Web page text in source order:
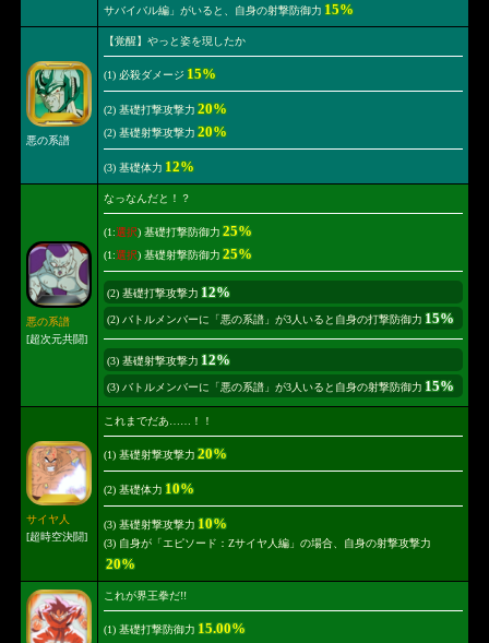
サバイバル編」がいると、自身の射撃防御力 15%
悪の系譜
【覚醒】やっと姿を現したか
(1) 必殺ダメージ 15%
(2) 基礎打撃攻撃力 20%
(2) 基礎射撃攻撃力 20%
(3) 基礎体力 12%
悪の系譜
[超次元共闘]
なっなんだと！？
(1:選択) 基礎打撃防御力 25%
(1:選択) 基礎射撃防御力 25%
(2) 基礎打撃攻撃力 12%
(2) バトルメンバーに「悪の系譜」が3人いると自身の打撃防御力 15%
(3) 基礎射撃攻撃力 12%
(3) バトルメンバーに「悪の系譜」が3人いると自身の射撃防御力 15%
サイヤ人
[超時空決闘]
これまでだあ……！！
(1) 基礎射撃攻撃力 20%
(2) 基礎体力 10%
(3) 基礎射撃攻撃力 10%
(3) 自身が「エピソード：Zサイヤ人編」の場合、自身の射撃攻撃力
20%
これが界王拳だ!!
(1) 基礎打撃防御力 15.00%